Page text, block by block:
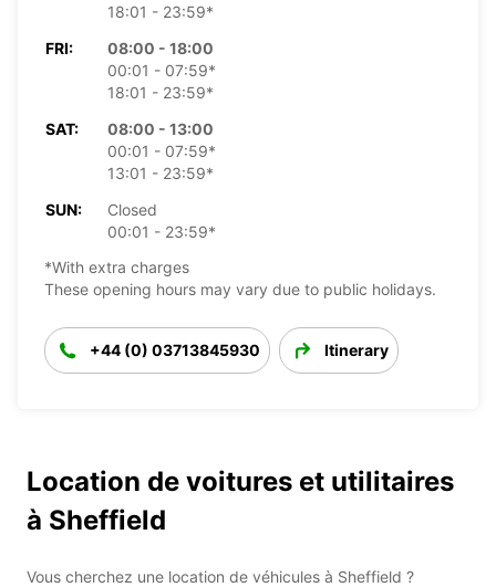
18:01 - 23:59*
FRI:
08:00 - 18:00
00:01 - 07:59*
18:01 - 23:59*
SAT:
08:00 - 13:00
00:01 - 07:59*
13:01 - 23:59*
SUN:
Closed
00:01 - 23:59*
*With extra charges
These opening hours may vary due to public holidays.
+44 (0) 03713845930 Itinerary
Location de voitures et utilitaires
à Sheffield
Vous cherchez une location de véhicules à Sheffield ?